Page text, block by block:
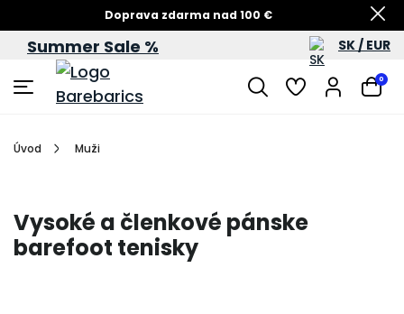
Doprava zdarma nad 100 €
Summer Sale – zľavy až do 60 %
Summer Sale % SK / EUR
0
Úvod Muži
Vysoké a členkové pánske
barefoot tenisky